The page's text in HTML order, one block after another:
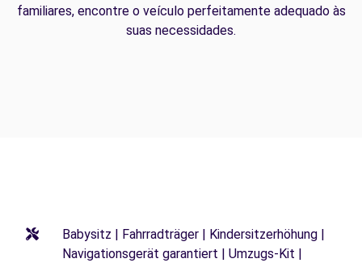
familiares, encontre o veículo perfeitamente adequado às
suas necessidades.
Babysitz | Fahrradträger | Kindersitzerhöhung |
Navigationsgerät garantiert | Umzugs-Kit |